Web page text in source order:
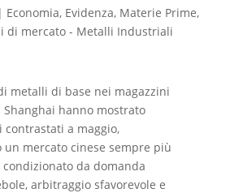
Economia, Evidenza, Materie Prime,
di mercato - Metalli Industriali
metalli di base nei magazzini
hanno mostrato
contrastati a maggio,
un mercato cinese sempre più
da domanda
arbitraggio sfavorevole e